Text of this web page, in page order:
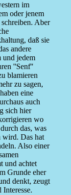
im
oder jenem
Aber
daß sie
andere
und jedem
''Senf''
blamieren
zu sagen,
eine
auch
sich hier
wo
das, was
wird. Das hat
Also einer
und achtet
Grunde eher
denkt, zeugt